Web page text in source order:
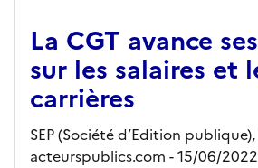
La CGT avance
sur les salaires et
carrières
SEP (Société d’Edition publique),
acteurspublics.com - 15/06/2022